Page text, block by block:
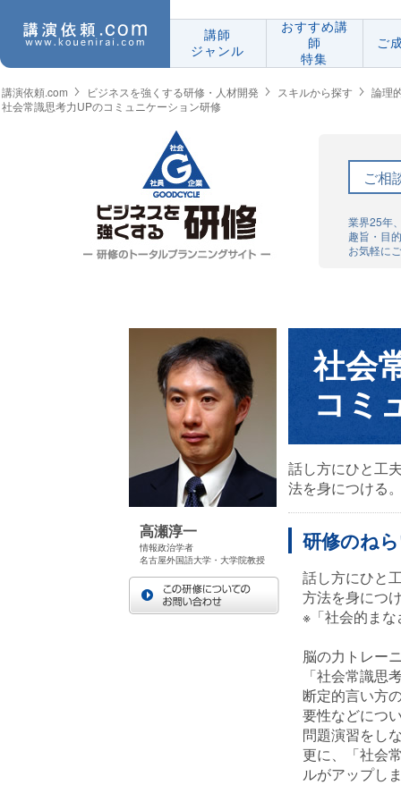
講師
ジャンル
おすすめ講
師
特集
ご
講演依頼.com ビジネスを強くする研修・人材開発 スキルから探す
論理
社会常識思考力UPのコミュニケーション研修
ご相
業界25年
趣旨・目
お気軽に
高瀬淳一
情報政治学者
名古屋外国語大学・大学院教授
社会
コミ
話し方にひと工
法を身につける
研修のね
話し方にひと
方法を身につ
※「社会的ま
脳の力トレー
「社会常識思
断定的言い方
要性などにつ
問題演習をし
更に、「社会
ルがアップし